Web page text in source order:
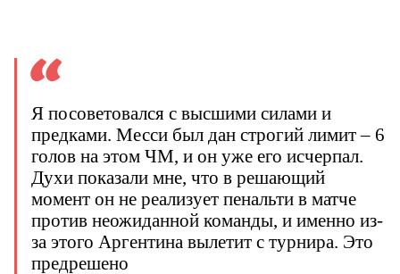
Я посоветовался с высшими силами и
предками. Месси был дан строгий лимит – 6
голов на этом ЧМ, и он уже его исчерпал.
Духи показали мне, что в решающий
момент он не реализует пенальти в матче
против неожиданной команды, и именно из-
за этого Аргентина вылетит с турнира. Это
предрешено